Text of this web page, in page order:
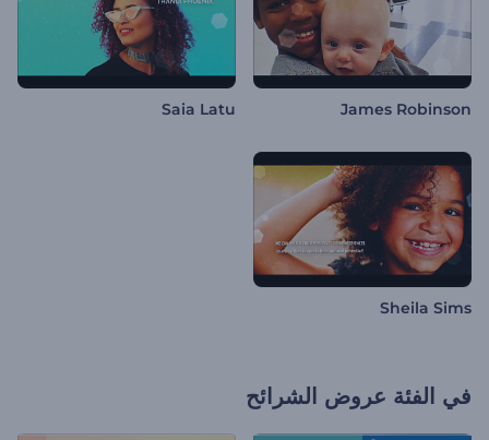
James Robinson
Saia Latu
Sheila Sims
في الفئة عروض الشرائح